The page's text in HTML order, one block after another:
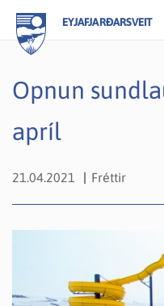
EYJAFJARÐARSVEIT
Opnun
apríl
21.04.2021 Fréttir